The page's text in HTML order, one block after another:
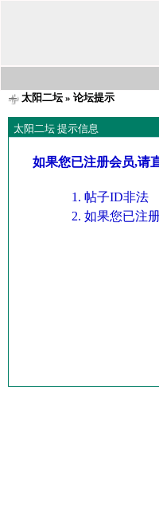
太阳二坛» 论坛提示
太阳二坛 提示信息
如果您已注册会员,请
帖子ID非法
如果您已注